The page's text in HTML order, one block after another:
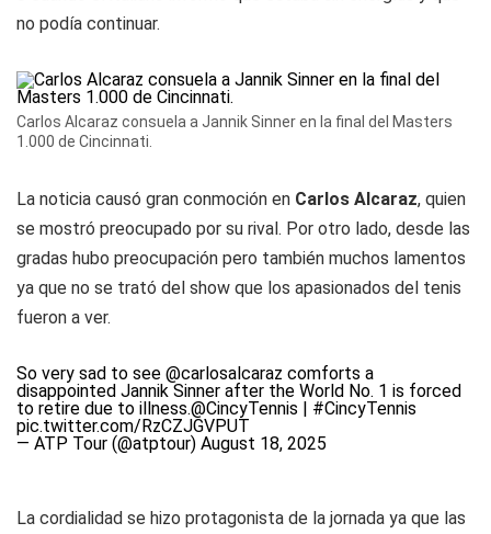
no podía continuar.
Carlos Alcaraz consuela a Jannik Sinner en la final del Masters
1.000 de Cincinnati.
La noticia causó gran conmoción en Carlos Alcaraz, quien
se mostró preocupado por su rival. Por otro lado, desde las
gradas hubo preocupación pero también muchos lamentos
ya que no se trató del show que los apasionados del tenis
fueron a ver.
So very sad to see @carlosalcaraz comforts a
disappointed Jannik Sinner after the World No. 1 is forced
to retire due to illness.@CincyTennis | #CincyTennis
pic.twitter.com/RzCZJGVPUT
— ATP Tour (@atptour) August 18, 2025
La cordialidad se hizo protagonista de la jornada ya que las